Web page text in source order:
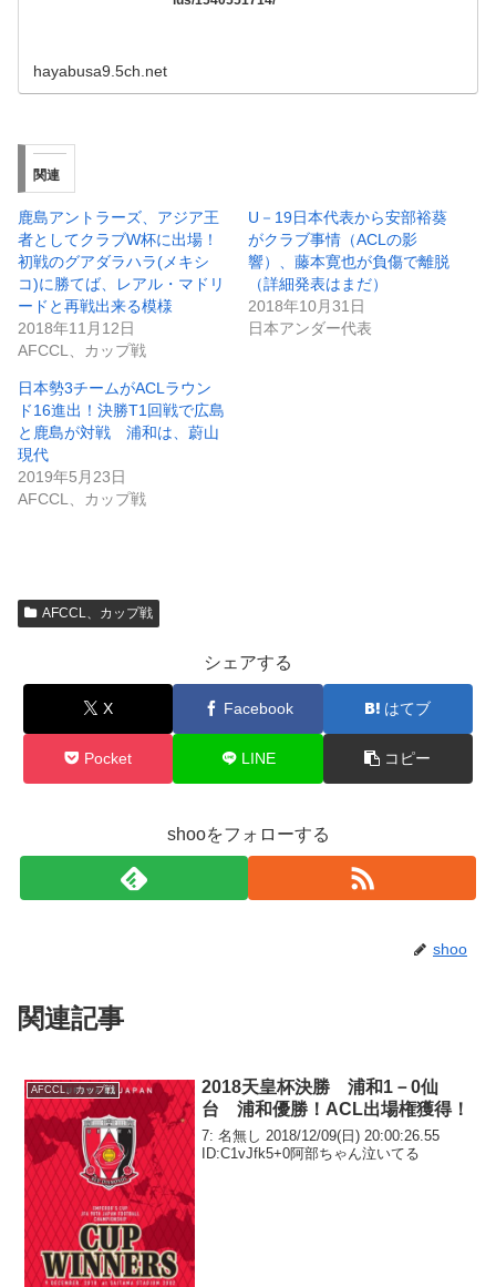
hayabusa9.5ch.net
関連
鹿島アントラーズ、アジア王
者としてクラブW杯に出場！
初戦のグアダラハラ(メキシ
コ)に勝てば、レアル・マドリ
ードと再戦出来る模様
2018年11月12日
AFCCL、カップ戦
U－19日本代表から安部裕葵
がクラブ事情（ACLの影
響）、藤本寛也が負傷で離脱
（詳細発表はまだ）
2018年10月31日
日本アンダー代表
日本勢3チームがACLラウン
ド16進出！決勝T1回戦で広島
と鹿島が対戦 浦和は、蔚山
現代
2019年5月23日
AFCCL、カップ戦
AFCCL、カップ戦
シェアする
X Facebook はてブ
Pocket LINE コピー
shooをフォローする
shoo
関連記事
AFCCL、カップ戦
2018天皇杯決勝 浦和1－0仙
台 浦和優勝！ACL出場権獲得！
7: 名無し 2018/12/09(日) 20:00:26.55
ID:C1vJfk5+0阿部ちゃん泣いてる